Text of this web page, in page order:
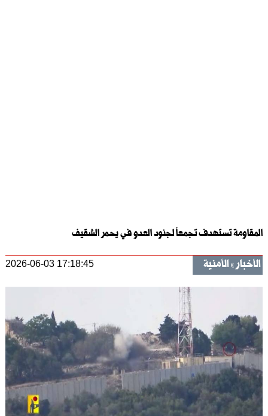
المقاومة تستهدف تجمعاً لجنود العدو في يحمر الشقيف
الأخبار الأمنية 2026-06-03 17:18:45